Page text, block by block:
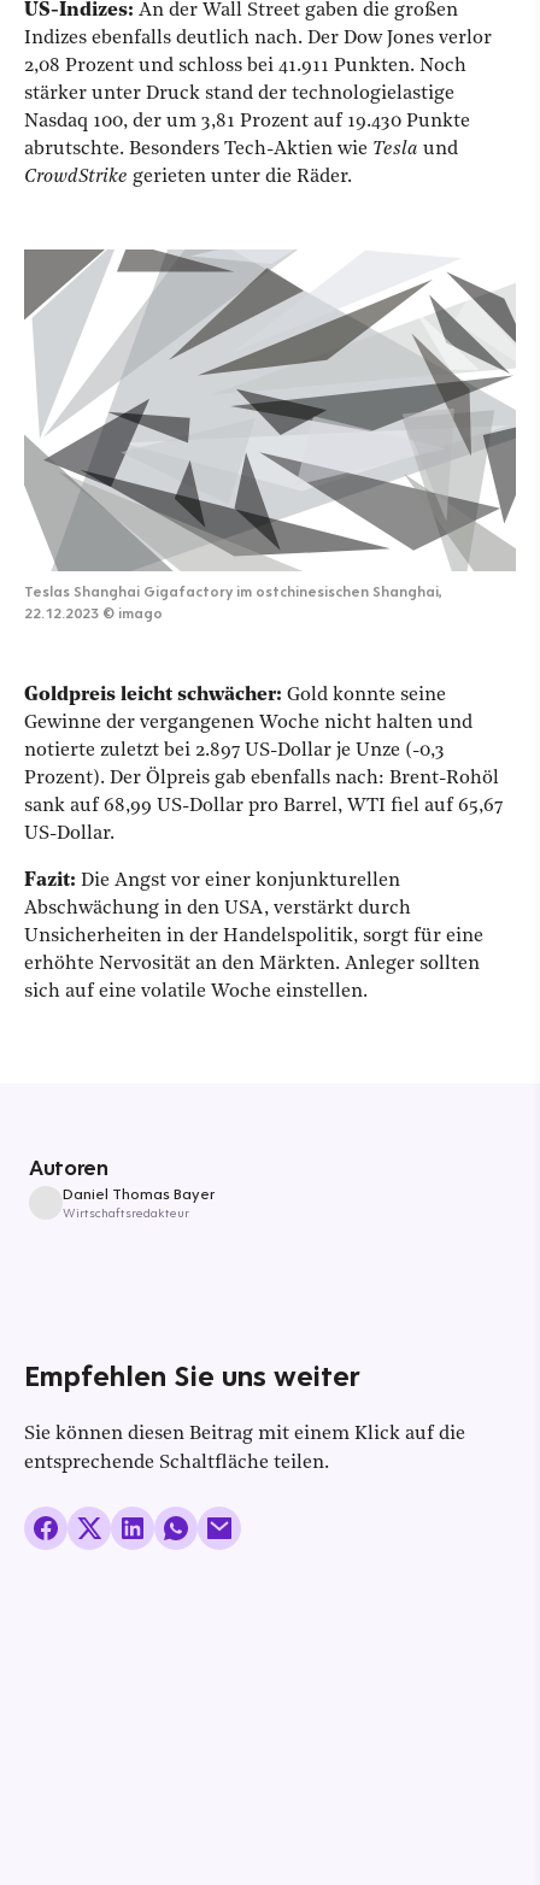
US-Indizes: An der Wall Street gaben die großen
Indizes ebenfalls deutlich nach. Der Dow Jones verlor
2,08 Prozent und schloss bei 41.911 Punkten. Noch
stärker unter Druck stand der technologielastige
Nasdaq 100, der um 3,81 Prozent auf 19.430 Punkte
abrutschte. Besonders Tech-Aktien wie Tesla und
CrowdStrike gerieten unter die Räder.
Teslas Shanghai Gigafactory im ostchinesischen Shanghai,
22.12.2023 © imago
Goldpreis leicht schwächer: Gold konnte seine
Gewinne der vergangenen Woche nicht halten und
notierte zuletzt bei 2.897 US-Dollar je Unze (-0,3
Prozent). Der Ölpreis gab ebenfalls nach: Brent-Rohöl
sank auf 68,99 US-Dollar pro Barrel, WTI fiel auf 65,67
US-Dollar.
Fazit: Die Angst vor einer konjunkturellen
Abschwächung in den USA, verstärkt durch
Unsicherheiten in der Handelspolitik, sorgt für eine
erhöhte Nervosität an den Märkten. Anleger sollten
sich auf eine volatile Woche einstellen.
Autoren
Daniel Thomas Bayer
Wirtschaftsredakteur
Empfehlen Sie uns weiter
Sie können diesen Beitrag mit einem Klick auf die
entsprechende Schaltfläche teilen.